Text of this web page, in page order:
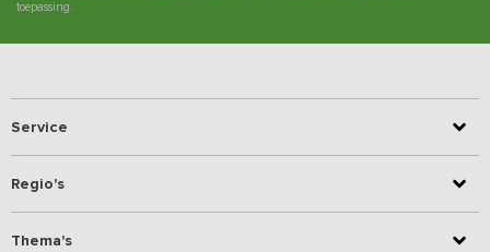
toepassing.
Service
Regio's
Thema's